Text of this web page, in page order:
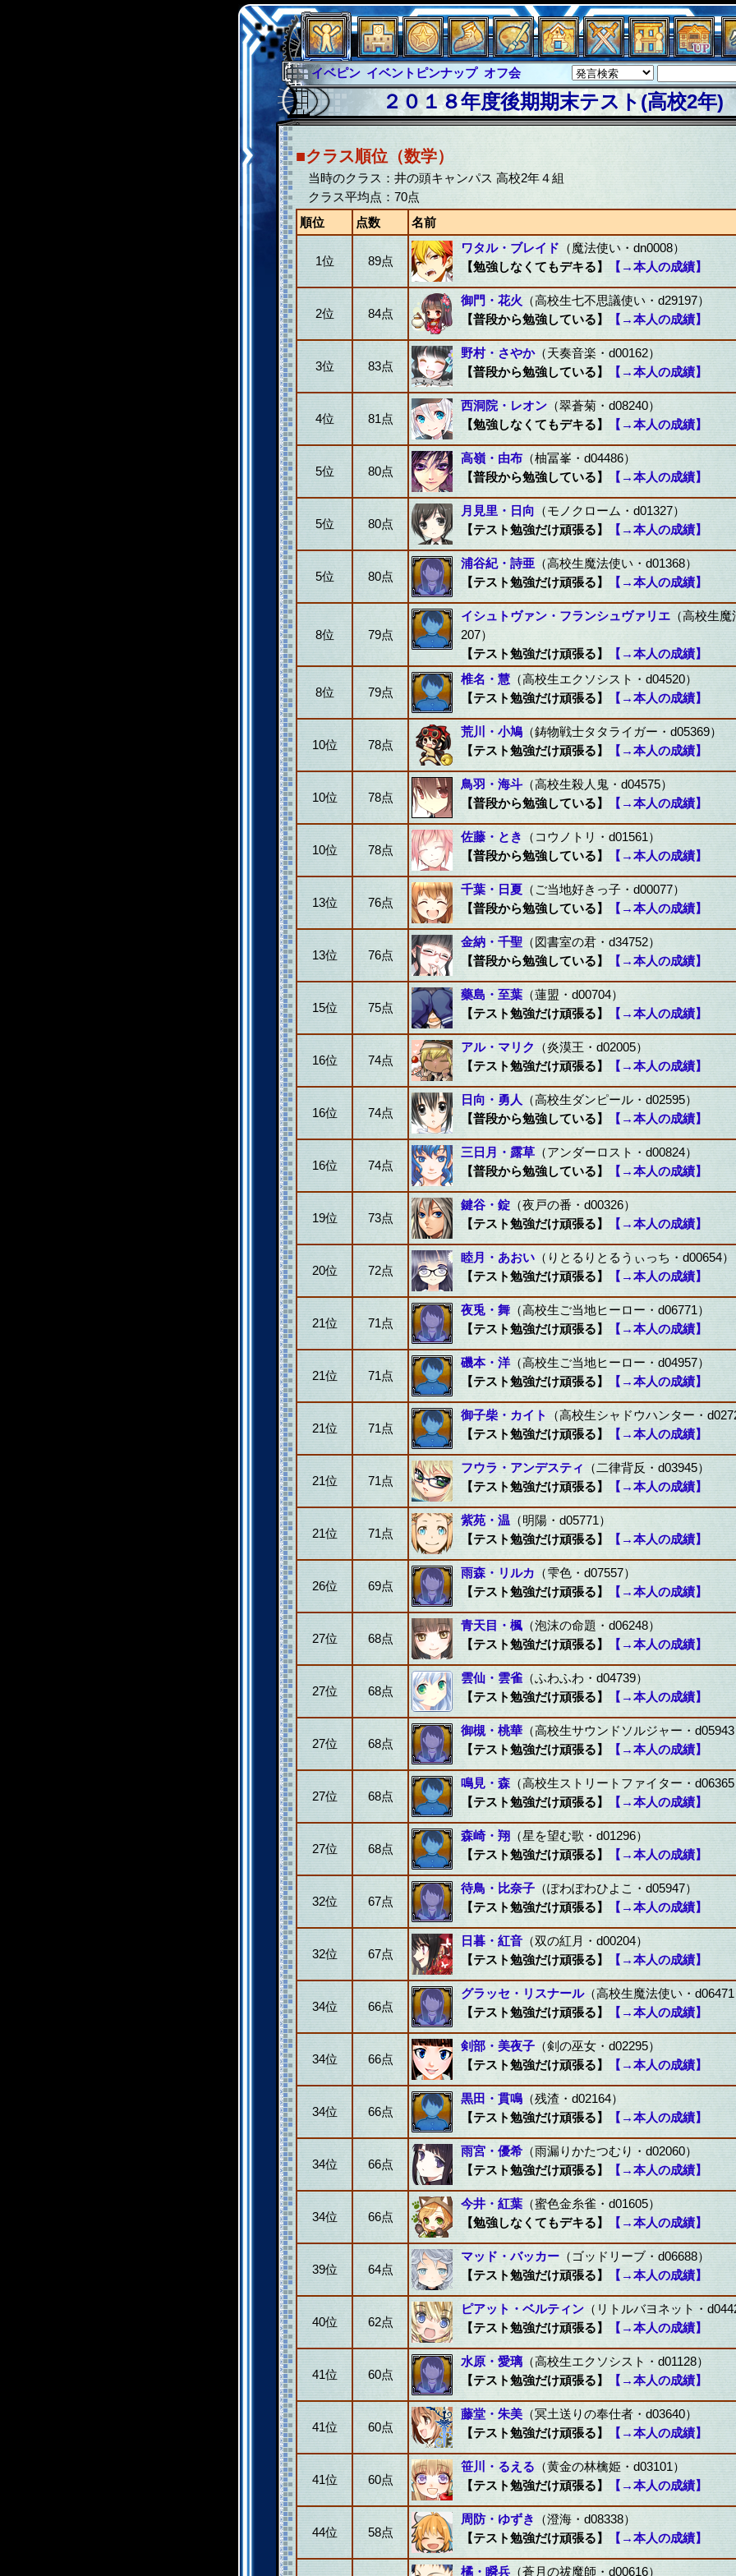
イベントピンナップ オフ会 グラシャ
グラシャ・ラボラス
グローバルジャスティス
サイキックハーツ サイキックハーツ大戦
シュラウド ソロモン
ファイナル
アブソーバー
イベピン
２０１８年度後期期末テスト(高校2年)
■クラス順位（数学）
当時のクラス：井の頭キャンパス 高校2年４組
クラス平均点：70点
順位
点数 名前
1位 89点
ワタル・ブレイド （魔法使い・dn0008）
【勉強しなくてもデキる】
【→本人の成績】
2位 84点
御門・花火 （高校生七不思議使い・d29197）
【普段から勉強している】
【→本人の成績】
3位 83点
野村・さやか（天奏音楽・d00162）
【普段から勉強している】
【→本人の成績】
4位 81点
西洞院・レオン （翠蒼菊・d08240）
【勉強しなくてもデキる】
【→本人の成績】
5位 80点
高嶺・由布 （柚冨峯・d04486）
【普段から勉強している】
【→本人の成績】
5位 80点
月見里・日向 （モノクローム・d01327）
【テスト勉強だけ頑張る】
【→本人の成績】
5位 80点
浦谷紀・詩亜 （高校生魔法使い・d01368）
【テスト勉強だけ頑張る】
【→本人の成績】
8位 79点
イシュトヴァン・フランシュヴァリエ （高校生
207）
【テスト勉強だけ頑張る】
【→本人の成績】
8位 79点
椎名・慧 （高校生エクソシスト・d04520）
【テスト勉強だけ頑張る】
【→本人の成績】
10位 78点
荒川・小鳩 （鋳物戦士タタライガー・d05369）
【テスト勉強だけ頑張る】 【→本人の成績】
10位 78点
鳥羽・海斗 （高校生殺人鬼・d04575）
【普段から勉強している】
【→本人の成績】
10位 78点
佐藤・とき
（コウノトリ・d01561）
【普段から勉強している】
【→本人の成績】
13位 76点
千葉・日夏 （ご当地好きっ子・d00077）
【普段から勉強している】 【→本人の成績】
13位 76点
金納・千聖 （図書室の君・d34752）
【普段から勉強している】
【→本人の成績】
15位 75点
藥島・至葉 （蓮盟・d00704）
【テスト勉強だけ頑張る】
【→本人の成績】
16位 74点
アル・マリク
（炎漠王・d02005）
【テスト勉強だけ頑張る】 【→本人の成績】
16位 74点
日向・勇人
（高校生ダンピール・d02595）
【普段から勉強している】
【→本人の成績】
16位 74点
三日月・露草 （アンダーロスト・d00824）
【普段から勉強している】
【→本人の成績】
19位 73点
鍵谷・錠 （夜戸の番・d00326）
【テスト勉強だけ頑張る】 【→本人の成績】
20位 72点
睦月・あおい （りとるりとるうぃっち・d00654）
【テスト勉強だけ頑張る】
【→本人の成績】
21位 71点
夜兎・舞 （高校生ご当地ヒーロー・d06771）
【テスト勉強だけ頑張る】
【→本人の成績】
21位 71点
磯本・洋（高校生ご当地ヒーロー・d04957）
【テスト勉強だけ頑張る】 【→本人の成績】
21位 71点
御子柴・カイト
（高校生シャドウハンター・
【テスト勉強だけ頑張る】
【→本人の成績】
21位 71点
フウラ・アンデスティ
（二律背反・d03945）
【テスト勉強だけ頑張る】
【→本人の成績】
21位 71点
紫苑・温 （明陽・d05771）
【テスト勉強だけ頑張る】 【→本人の成績】
26位 69点
雨森・リルカ （雫色・d07557）
【テスト勉強だけ頑張る】
【→本人の成績】
27位 68点
青天目・楓 （泡沫の命題・d06248）
【テスト勉強だけ頑張る】
【→本人の成績】
27位 68点
雲仙・雲雀 （ふわふわ・d04739）
【テスト勉強だけ頑張る】 【→本人の成績】
27位 68点
御槻・桃華 （高校生サウンドソルジャー・
【テスト勉強だけ頑張る】
【→本人の成績】
27位 68点
鳴見・森 （高校生ストリートファイター・
【テスト勉強だけ頑張る】
【→本人の成績】
27位 68点
森崎・翔 （星を望む歌・d01296）
【テスト勉強だけ頑張る】 【→本人の成績】
32位 67点
待鳥・比奈子 （ぽわぽわひよこ・d05947）
【テスト勉強だけ頑張る】
【→本人の成績】
32位 67点
日暮・紅音 （双の紅月・d00204）
【テスト勉強だけ頑張る】
【→本人の成績】
34位 66点
グラッセ・リスナール（高校生魔法使い・
【テスト勉強だけ頑張る】 【→本人の成績】
34位 66点
剣部・美夜子 （剣の巫女・d02295）
【テスト勉強だけ頑張る】
【→本人の成績】
34位 66点
黒田・貫鳴 （残渣・d02164）
【テスト勉強だけ頑張る】
【→本人の成績】
34位 66点
雨宮・優希 （雨漏りかたつむり・d02060）
【テスト勉強だけ頑張る】 【→本人の成績】
34位 66点
今井・紅葉 （蜜色金糸雀・d01605）
【勉強しなくてもデキる】
【→本人の成績】
39位 64点
マッド・バッカー （ゴッドリーブ・d06688）
【テスト勉強だけ頑張る】
【→本人の成績】
40位 62点
ピアット・ベルティン （リトルバヨネット・
【テスト勉強だけ頑張る】 【→本人の成績】
41位 60点
水原・愛璃 （高校生エクソシスト・d01128）
【テスト勉強だけ頑張る】
【→本人の成績】
41位 60点
藤堂・朱美 （冥土送りの奉仕者・d03640）
【テスト勉強だけ頑張る】
【→本人の成績】
41位 60点
笹川・るえる （黄金の林檎姫・d03101）
【テスト勉強だけ頑張る】 【→本人の成績】
44位 58点
周防・ゆずき
（澄海・d08338）
【テスト勉強だけ頑張る】
【→本人の成績】
橘・瞬兵 （蒼月の祓魔師・d00616）